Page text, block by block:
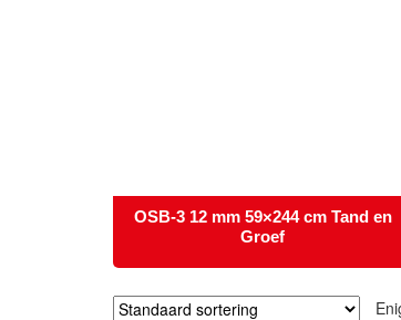
OSB-3 12 mm 59×244 cm Tand en
Groef